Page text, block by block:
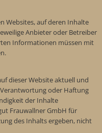
Websites, auf deren Inhalte
Anbieter oder Betreiber
Informationen müssen mit
dieser Website aktuell und
oder Haftung
der Inhalte
Frauwallner GmbH für
des Inhalts ergeben, nicht